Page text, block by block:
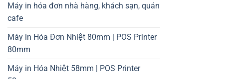
Máy in hóa đơn nhà hàng, khách sạn, quán
cafe
Máy in Hóa Đơn Nhiệt 80mm | POS Printer
80mm
Máy in Hóa Nhiệt 58mm | POS Printer